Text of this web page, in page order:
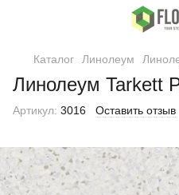
Каталог Линолеум
Линолеум Tarkett
Артикул: 3016 Оставить отзыв